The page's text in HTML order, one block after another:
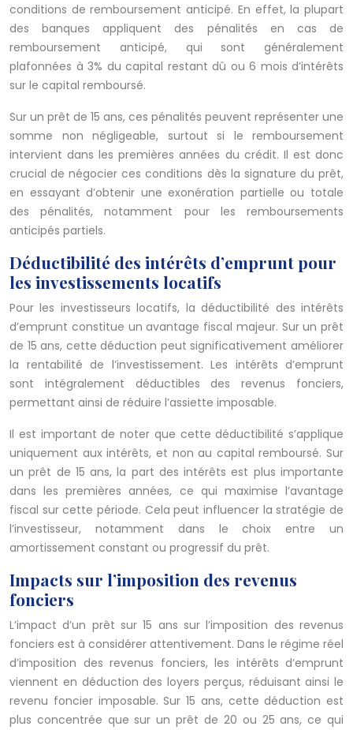
conditions de remboursement anticipé. En effet, la plupart
des banques appliquent des pénalités en cas de
remboursement anticipé, qui sont généralement
plafonnées à 3% du capital restant dû ou 6 mois d’intérêts
sur le capital remboursé.
Sur un prêt de 15 ans, ces pénalités peuvent représenter une
somme non négligeable, surtout si le remboursement
intervient dans les premières années du crédit. Il est donc
crucial de négocier ces conditions dès la signature du prêt,
en essayant d’obtenir une exonération partielle ou totale
des pénalités, notamment pour les remboursements
anticipés partiels.
Déductibilité des intérêts d’emprunt pour
les investissements locatifs
Pour les investisseurs locatifs, la déductibilité des intérêts
d’emprunt constitue un avantage fiscal majeur. Sur un prêt
de 15 ans, cette déduction peut significativement améliorer
la rentabilité de l’investissement. Les intérêts d’emprunt
sont intégralement déductibles des revenus fonciers,
permettant ainsi de réduire l’assiette imposable.
Il est important de noter que cette déductibilité s’applique
uniquement aux intérêts, et non au capital remboursé. Sur
un prêt de 15 ans, la part des intérêts est plus importante
dans les premières années, ce qui maximise l’avantage
fiscal sur cette période. Cela peut influencer la stratégie de
l’investisseur, notamment dans le choix entre un
amortissement constant ou progressif du prêt.
Impacts sur l’imposition des revenus
fonciers
L’impact d’un prêt sur 15 ans sur l’imposition des revenus
fonciers est à considérer attentivement. Dans le régime réel
d’imposition des revenus fonciers, les intérêts d’emprunt
viennent en déduction des loyers perçus, réduisant ainsi le
revenu foncier imposable. Sur 15 ans, cette déduction est
plus concentrée que sur un prêt de 20 ou 25 ans, ce qui